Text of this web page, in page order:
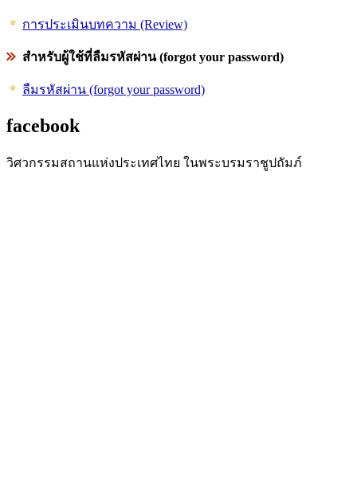
การประเมินบทความ (Review)
สำหรับผู้ใช้ที่ลืมรหัสผ่าน (forgot your password)
ลืมรหัสผ่าน (forgot your password)
facebook
วิศวกรรมสถานแห่งประเทศไทย ในพระบรมราชูปถัมภ์